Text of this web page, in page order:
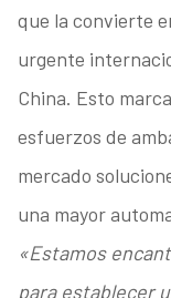
que la convierte
urgente
China. Esto
esfuerzos de
mercado
una mayor
«Estamos
para establecer